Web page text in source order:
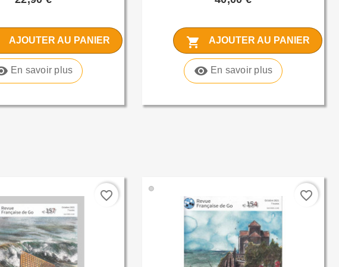
AJOUTER AU PANIER
En savoir plus
shopping_cart AJOUTER AU PANIER
visibility En savoir plus
favorite_border favorite_border
🟢